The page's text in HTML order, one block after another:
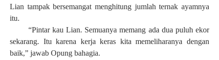
Lian tampak bersemangat menghitung jumlah ternak ayamnya
itu.
“Pintar kau Lian. Semuanya memang ada dua puluh ekor
sekarang. Itu karena kerja keras kita memeliharanya dengan
baik,” jawab Opung bahagia.